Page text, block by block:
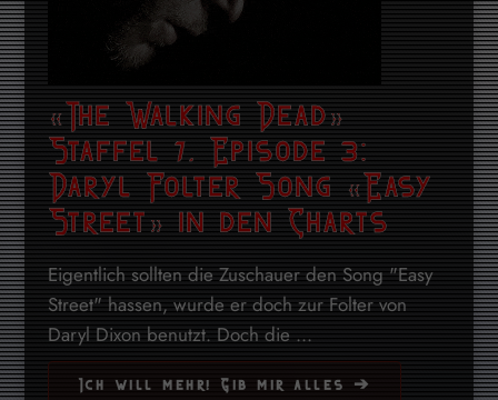
«The Walking Dead»
Staffel 7, Episode 3:
Daryl Folter Song «Easy
Street» in den Charts
Eigentlich sollten die Zuschauer den Song "Easy
Street" hassen, wurde er doch zur Folter von
Daryl Dixon benutzt. Doch die ...
Ich will mehr! Gib mir alles ➔